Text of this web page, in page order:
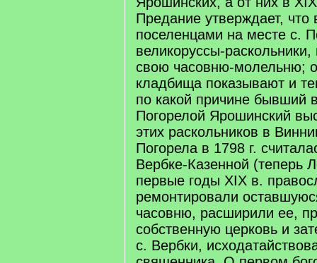
Предание утверждает,
поселенцами на месте с.
великоруссы-
свою часовню-молельню;
кладбища показывают и
по какой причине бывший
Погорелой Ярошинский
этих раскольников в
Погорела в 1798 г.
Вербке-Казенной (теперь
первые годы XIX в.
ремонтировали
часовню, расширили ее,
собственную церковь и
с. Вербки,